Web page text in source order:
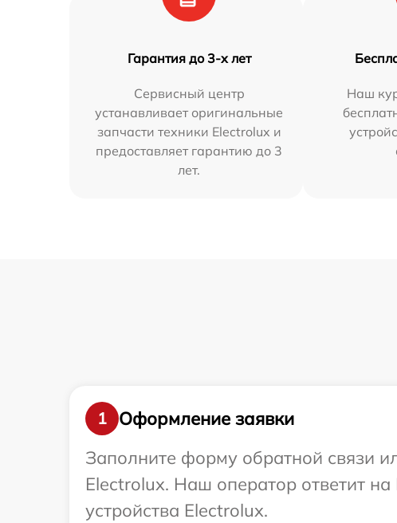
Гарантия до 3-х лет
Сервисный центр
устанавливает оригинальные
запчасти техники Electrolux и
предоставляет гарантию до 3
лет.
Наш
1
Оформление заявки
Заполните форму обратной связи
Electrolux. Наш оператор ответит
устройства Electrolux.